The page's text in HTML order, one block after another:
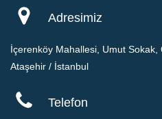
Adresimiz
İçerenköy Mahallesi, Umut Sokak,
Ataşehir / İstanbul
Telefon